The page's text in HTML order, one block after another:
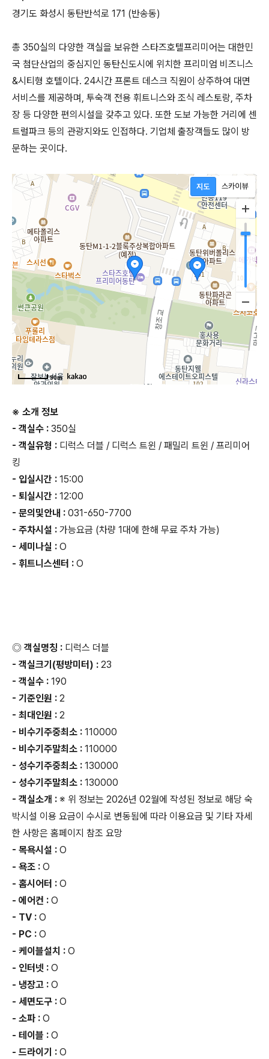
경기도 화성시 동탄반석로 171 (반송동)
총 350실의 다양한 객실을 보유한 스타즈호텔프리미어는 대한민
국 첨단산업의 중심지인 동탄신도시에 위치한 프리미엄 비즈니스
&시티형 호텔이다. 24시간 프론트 데스크 직원이 상주하여 대면
서비스를 제공하며, 투숙객 전용 휘트니스와 조식 레스토랑, 주차
장 등 다양한 편의시설을 갖추고 있다. 또한 도보 가능한 거리에 센
트럴파크 등의 관광지와도 인접하다. 기업체 출장객들도 많이 방
문하는 곳이다.
50m
※ 소개 정보
- 객실수 : 350실
- 객실유형 : 디럭스 더블 / 디럭스 트윈 / 패밀리 트윈 / 프리미어
킹
- 입실시간 : 15:00
- 퇴실시간 : 12:00
- 문의및안내 : 031-650-7700
- 주차시설 : 가능요금 (차량 1대에 한해 무료 주차 가능)
- 세미나실 : O
- 휘트니스센터 : O
◎ 객실명칭 : 디럭스 더블
- 객실크기(평방미터) : 23
- 객실수 : 190
- 기준인원 : 2
- 최대인원 : 2
- 비수기주중최소 : 110000
- 비수기주말최소 : 110000
- 성수기주중최소 : 130000
- 성수기주말최소 : 130000
- 객실소개 : ※ 위 정보는 2026년 02월에 작성된 정보로 해당 숙
박시설 이용 요금이 수시로 변동됨에 따라 이용요금 및 기타 자세
한 사항은 홈페이지 참조 요망
- 목욕시설 : O
- 욕조 : O
- 홈시어터 : O
- 에어컨 : O
- TV : O
- PC : O
- 케이블설치 : O
- 인터넷 : O
- 냉장고 : O
- 세면도구 : O
- 소파 : O
- 테이블 : O
- 드라이기 : O